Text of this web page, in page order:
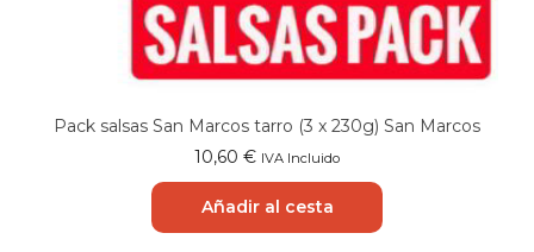
Pack salsas San Marcos tarro (3 x 230g) San Marcos
10,60 € IVA Incluido
Añadir al cesta